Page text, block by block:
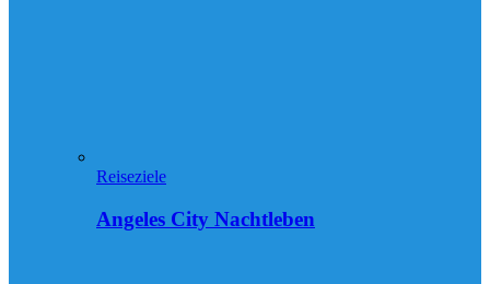
Reiseziele
Angeles City Nachtleben